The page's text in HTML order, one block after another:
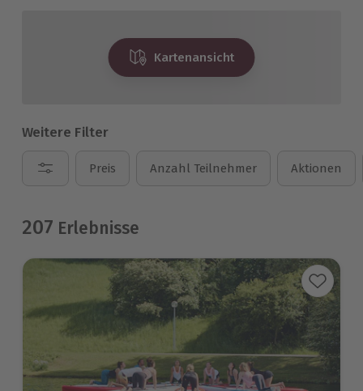
Kartenansicht
Weitere Filter
Preis Anzahl Teilnehmer Aktionen
207 Erlebnisse